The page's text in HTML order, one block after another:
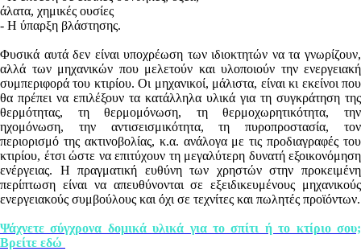
άλατα, χημικές ουσίες
- Η ύπαρξη βλάστησης.
Φυσικά αυτά δεν είναι υποχρέωση των ιδιοκτητών να τα γνωρίζουν,
αλλά των μηχανικών που μελετούν και υλοποιούν την ενεργειακή
συμπεριφορά του κτιρίου. Οι μηχανικοί, μάλιστα, είναι κι εκείνοι που
θα πρέπει να επιλέξουν τα κατάλληλα υλικά για τη συγκράτηση της
θερμότητας, τη θερμομόνωση, τη θερμοχωρητικότητα, την
ηχομόνωση, την αντισεισμικότητα, τη πυροπροστασία, τον
περιορισμό της ακτινοβολίας, κ.α. ανάλογα με τις προδιαγραφές του
κτιρίου, έτσι ώστε να επιτύχουν τη μεγαλύτερη δυνατή εξοικονόμηση
ενέργειας. Η πραγματική ευθύνη των χρηστών στην προκειμένη
περίπτωση είναι να απευθύνονται σε εξειδικευμένους μηχανικούς
ενεργειακούς συμβούλους και όχι σε τεχνίτες και πωλητές προϊόντων.
Ψάχνετε σύγχρονα δομικά υλικά για το σπίτι ή το κτίριο σου;
Βρείτε εδώ